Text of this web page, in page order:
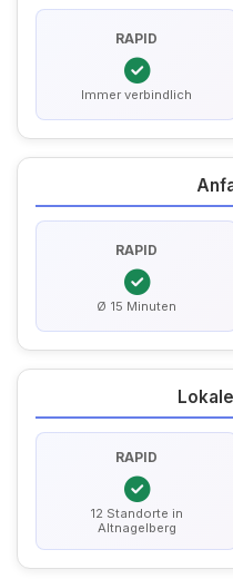
RAPID
Immer verbindlich
RAPID
Ø 15 Minuten
RAPID
12 Standorte in
Altnagelberg